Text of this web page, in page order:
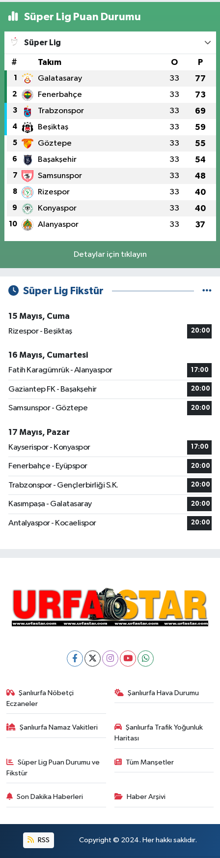
Süper Lig Puan Durumu
Süper Lig
# Takım O P
1 Galatasaray 33 77
2 Fenerbahçe 33 73
3 Trabzonspor 33 69
4 Beşiktaş 33 59
5 Göztepe 33 55
6 Başakşehir 33 54
7 Samsunspor 33 48
8 Rizespor 33 40
9 Konyaspor 33 40
10 Alanyaspor 33 37
Detaylar için tıklayın
Süper Lig Fikstür
15 Mayıs, Cuma
Rizespor - Beşiktaş
20:00
16 Mayıs, Cumartesi
Fatih Karagümrük - Alanyaspor
17:00
Gaziantep FK - Başakşehir 20:00
Samsunspor - Göztepe 20:00
17 Mayıs, Pazar
Kayserispor - Konyaspor
17:00
Fenerbahçe - Eyüpspor 20:00
Trabzonspor - Gençlerbirliği S.K. 20:00
Kasımpaşa - Galatasaray 20:00
Antalyaspor - Kocaelispor 20:00
Şanlıurfa Nöbetçi
Eczaneler
Şanlıurfa Hava Durumu
Şanlıurfa Namaz Vakitleri
Şanlıurfa Trafik Yoğunluk
Haritası
Süper Lig Puan Durumu ve
Fikstür
Tüm Manşetler
Son Dakika Haberleri Haber Arşivi
RSS Copyright © 2024. Her hakkı saklıdır.